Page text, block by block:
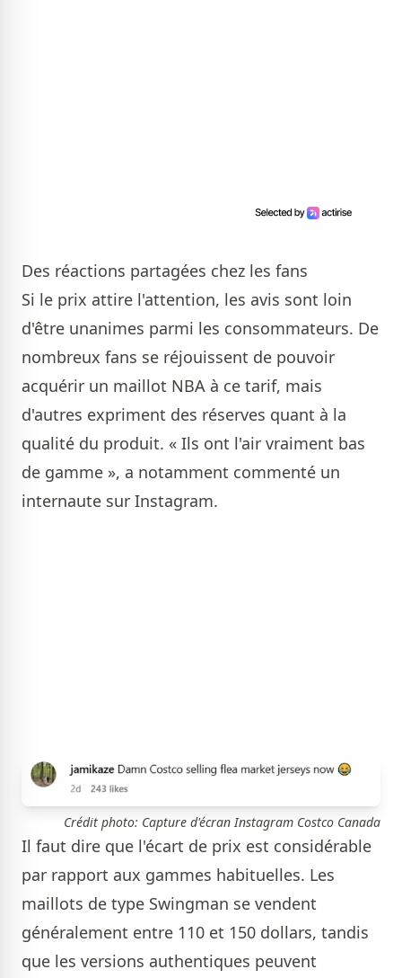
Des réactions partagées chez les fans
Si le prix attire l'attention, les avis sont loin
d'être unanimes parmi les consommateurs. De
nombreux fans se réjouissent de pouvoir
acquérir un maillot NBA à ce tarif, mais
d'autres expriment des réserves quant à la
qualité du produit. « Ils ont l'air vraiment bas
de gamme », a notamment commenté un
internaute sur Instagram.
Crédit photo: Capture d'écran Instagram Costco Canada
Il faut dire que l'écart de prix est considérable
par rapport aux gammes habituelles. Les
maillots de type Swingman se vendent
généralement entre 110 et 150 dollars, tandis
que les versions authentiques peuvent